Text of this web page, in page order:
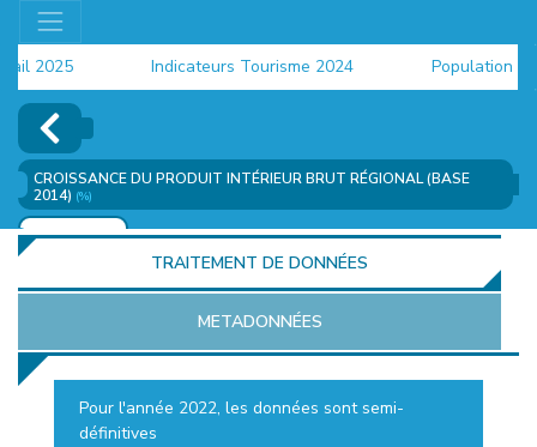
2025 Indicateurs Tourisme 2024 Population
CROISSANCE DU PRODUIT INTÉRIEUR BRUT RÉGIONAL (BASE
2014) (%)
AJOUTER
TRAITEMENT DE DONNÉES
METADONNÉES
Pour l'année 2022, les données sont semi-
définitives